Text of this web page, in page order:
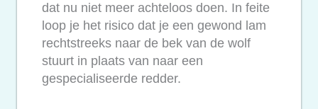
dat nu niet meer achteloos doen. In feite
loop je het risico dat je een gewond lam
rechtstreeks naar de bek van de wolf
stuurt in plaats van naar een
gespecialiseerde redder.